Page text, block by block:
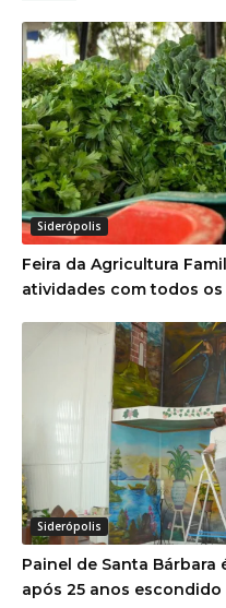
Siderópolis
Feira da Agricultura
atividades com todos
Siderópolis
Painel de Santa Bárbara
após 25 anos escondido